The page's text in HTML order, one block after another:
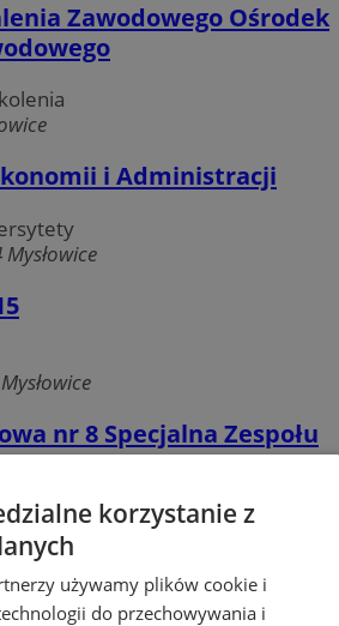
Zawodowego Ośrodek
i Administracji
nr 8 Specjalna Zespołu
korzystanie z
używamy plików cookie i
do przechowywania i